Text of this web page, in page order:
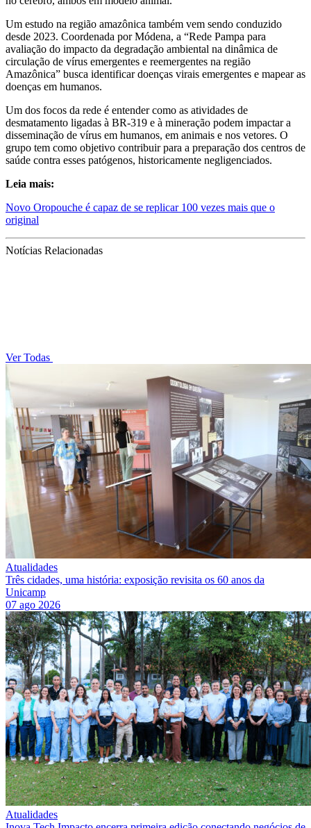
Um estudo na região amazônica também vem sendo conduzido
desde 2023. Coordenada por Módena, a “Rede Pampa para
avaliação do impacto da degradação ambiental na dinâmica de
circulação de vírus emergentes e reemergentes na região
Amazônica” busca identificar doenças virais emergentes e mapear as
doenças em humanos.
Um dos focos da rede é entender como as atividades de
desmatamento ligadas à BR-319 e à mineração podem impactar a
disseminação de vírus em humanos, em animais e nos vetores. O
grupo tem como objetivo contribuir para a preparação dos centros de
saúde contra esses patógenos, historicamente negligenciados.
Leia mais:
Novo Oropouche é capaz de se replicar 100 vezes mais que o
original
Notícias Relacionadas
Ver Todas
Atualidades
Três cidades, uma história: exposição revisita os 60 anos da
Unicamp
07 ago 2026
Atualidades